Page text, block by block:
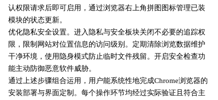
认权限请求后即可启用，通过浏览器右上角拼图图标管理已装
模块的状态更新。
优化隐私安全设置。进入隐私与安全板块关闭不必要的追踪权
限，限制网站对位置信息的访问级别。定期清除浏览数据维护
干净环境，使用隐身模式防止临时文件残留。开启安全检查功
能主动防御恶意软件威胁。
通过上述步骤组合运用，用户能系统性地完成Chrome浏览器的
安装部署与界面定制。每个操作环节均经过实际验证且符合主